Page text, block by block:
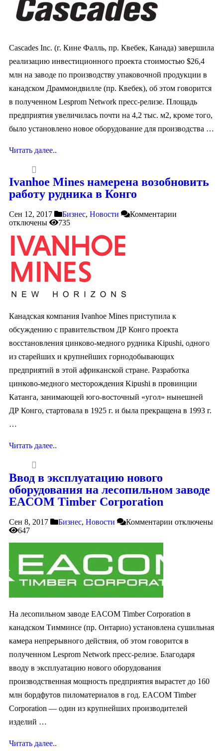
Cascades Inc. (г. Кине Фалль, пр. Квебек, Канада) завершила
реализацию инвестиционного проекта стоимостью $26,4
млн на заводе по производству упаковочной продукции в
канадском Драммондвилле (пр. Квебек), об этом говорится
в полученном Lesprom Network пресс-релизе. Площадь
предприятия увеличилась почти на 4,2 тыс. м2, кроме того,
было установлено новое оборудование для производства …
Читать далее..
Ivanhoe Mines намерена возобновить
работу рудника в Конго
Сен 12, 2017 Бизнес, Новости
Комментарии
отключены
735
Канадская компания Ivanhoe Mines приступила к
обсуждению с правительством ДР Конго проекта
восстановления цинково-медного рудника Kipushi, одного
из старейших и крупнейших горнодобывающих
предприятий в этой африканской стране. Разработка
цинково-медного месторождения Kipushi в провинции
Катанга, занимающей юго-восточный «угол» нынешней
ДР Конго, стартовала в 1925 г. и была прекращена в 1993 г.
…
Читать далее..
Ввод в эксплуатацию нового
оборудования на лесопильном заводе
EACOM Timber Corporation
Сен 8, 2017 Бизнес, Новости Комментарии отключены
647
На лесопильном заводе EACOM Timber Corporation в
канадском Тимминсе (пр. Онтарио) установлена сушильная
камера непрерывного действия, об этом говорится в
полученном Lesprom Network пресс-релизе. Благодаря
вводу в эксплуатацию нового оборудования
производственная мощность предприятия вырастет до 160
млн бордфутов пиломатериалов в год. EACOM Timber
Corporation — один из крупнейших производителей
изделий …
Читать далее..